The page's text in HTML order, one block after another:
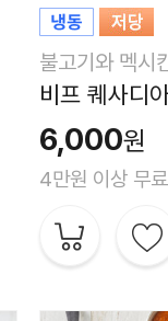
불고기와 멕시
비프 퀘사디
6,000원
4만원 이상 무